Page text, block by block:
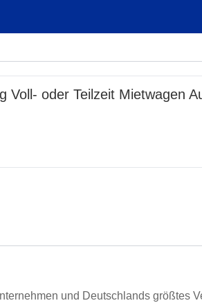
Voll- oder Teilzeit Mietwagen
und Deutschlands größtes